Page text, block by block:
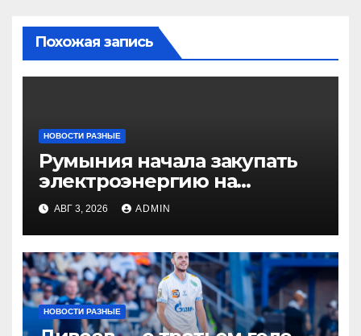
Похожая запись
НОВОСТИ РАЗНЫЕ
Румыния начала закупать
электроэнергию на
Украине из-за дефицита
АВГ 3, 2026 ADMIN
НОВОСТИ РАЗНЫЕ